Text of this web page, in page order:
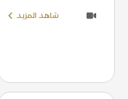
شاهد المزيد